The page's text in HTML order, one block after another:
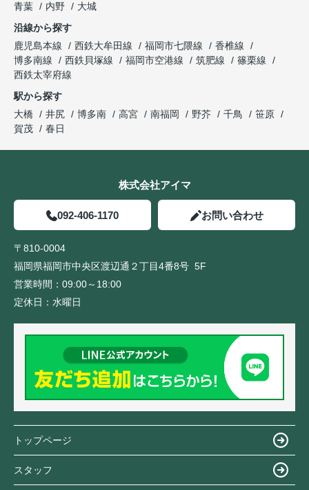
青葉
内野
大城
沿線から探す
鹿児島本線
西鉄大牟田線 福岡市七隈線
香椎線
博多南線
西鉄貝塚線 福岡市空港線 筑肥線
篠栗線
西鉄太宰府線
駅から探す
大橋
井尻 博多南 高宮 南福岡 野芥 千鳥
笹原
賀茂
春日
株式会社アイマ
092-406-1170 お問い合わせ
〒810-0004
福岡県福岡市中央区渡辺通２丁目4番8号 5F
営業時間： 09:00～18:00
定休日： 水曜日
トップページ
スタッフ